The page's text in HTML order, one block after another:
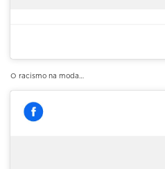
O racismo na moda…